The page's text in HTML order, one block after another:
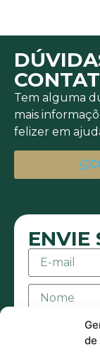
de
Tem alguma
mais
felizer em
ENVIE